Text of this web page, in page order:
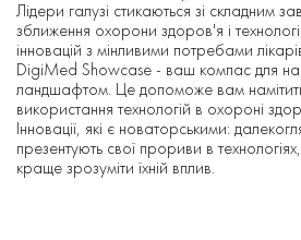
Лідери галузі стикаються зі складним
зближення охорони здоров'я і
інновацій з мінливими потребами лікарів
DigiMed Showcase - ваш компас для
ландшафтом. Це допоможе вам
використання технологій в охороні
Інновації, які є новаторськими:
презентують свої прориви в
краще зрозуміти їхній вплив.